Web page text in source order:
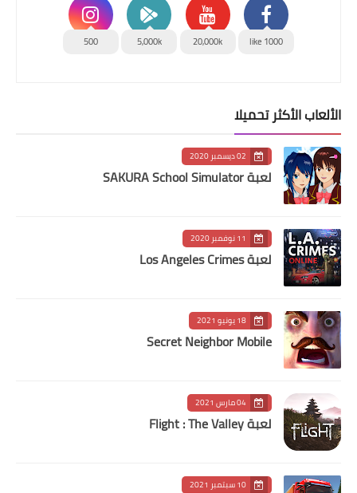
1000 like
20,000k
5,000k
500
الألعاب الأكثر تحميلا
02 ديسمبر 2020
لعبة SAKURA School Simulator
11 نوفمبر 2020
لعبة Los Angeles Crimes
18 يونيو 2021
Secret Neighbor Mobile
04 مارس 2021
لعبة Flight : The Valley
10 سبتمبر 2021